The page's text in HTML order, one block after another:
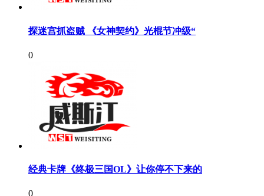
探迷宫抓盗贼 《女神契约》光棍节冲级“
0
经典卡牌《终极三国OL》让你停不下来的
0